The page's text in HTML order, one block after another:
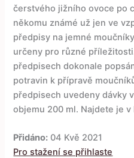
čerstvého jižního ovoce po
někomu známé už jen ve
předpisy na jemné
určeny pro různé
předpisech dokonale
potravin k přípravě
předpisech uvedeny dávky
objemu 200 ml. Najdete je
Přidáno: 04 Kvě 2021
Pro stažení se přihlaste